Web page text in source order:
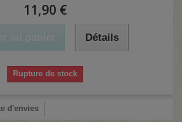
11,90 €
au panier Détails
Rupture de stock
d'envies